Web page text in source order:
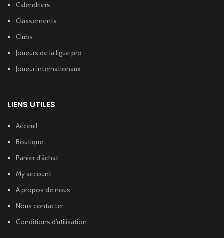
Calendriers
Classements
Clubs
Joueurs de la ligue pro
Joueur internationaux
LIENS UTILES
Acceuil
Boutique
Panier d’âchat
My account
A propos de nous
Nous contacter
Conditions d’utilisation